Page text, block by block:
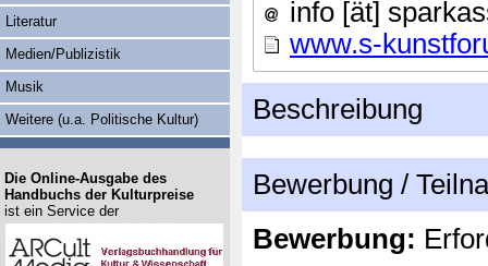
info [ät]
www.s-
Beschreibung
Bewerbung /
Bewerbung:
Literatur
Medien/Publizistik
Musik
Weitere (u.a. Politische Kultur)
Die Online-Ausgabe des
Handbuchs der Kulturpreise
ist ein Service der